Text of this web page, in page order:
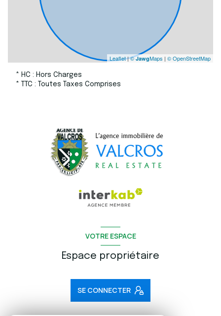
Leaflet|©JawgMaps | © OpenStreetMap
* HC : Hors Charges
* TTC : Toutes Taxes Comprises
VOTRE ESPACE
Espace propriétaire
SE CONNECTER